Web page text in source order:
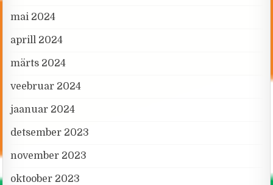
mai 2024
aprill 2024
märts 2024
veebruar 2024
jaanuar 2024
detsember 2023
november 2023
oktoober 2023